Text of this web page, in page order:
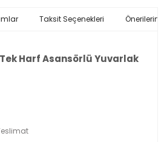
Taksit Seçenekleri Önerileriniz
Harf Asansörlü Yuvarlak